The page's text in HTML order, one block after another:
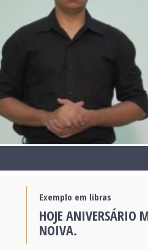
Exemplo em libras
HOJE ANIVERSÁRIO
NOIVA.